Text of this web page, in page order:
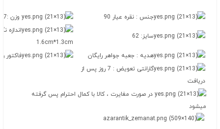
جنس : نقره عیار 90 وزن :7.87گرم
سایز: 62
اندازه
1.6cm*1.3cm
هدیه : جعبه جواهر رایگان
فاکتور
گارانتی تعویض : 7 روز پس از
دریافت
در صورت مغایرت ، کالا با کمال احترام پس گرفته
میشود